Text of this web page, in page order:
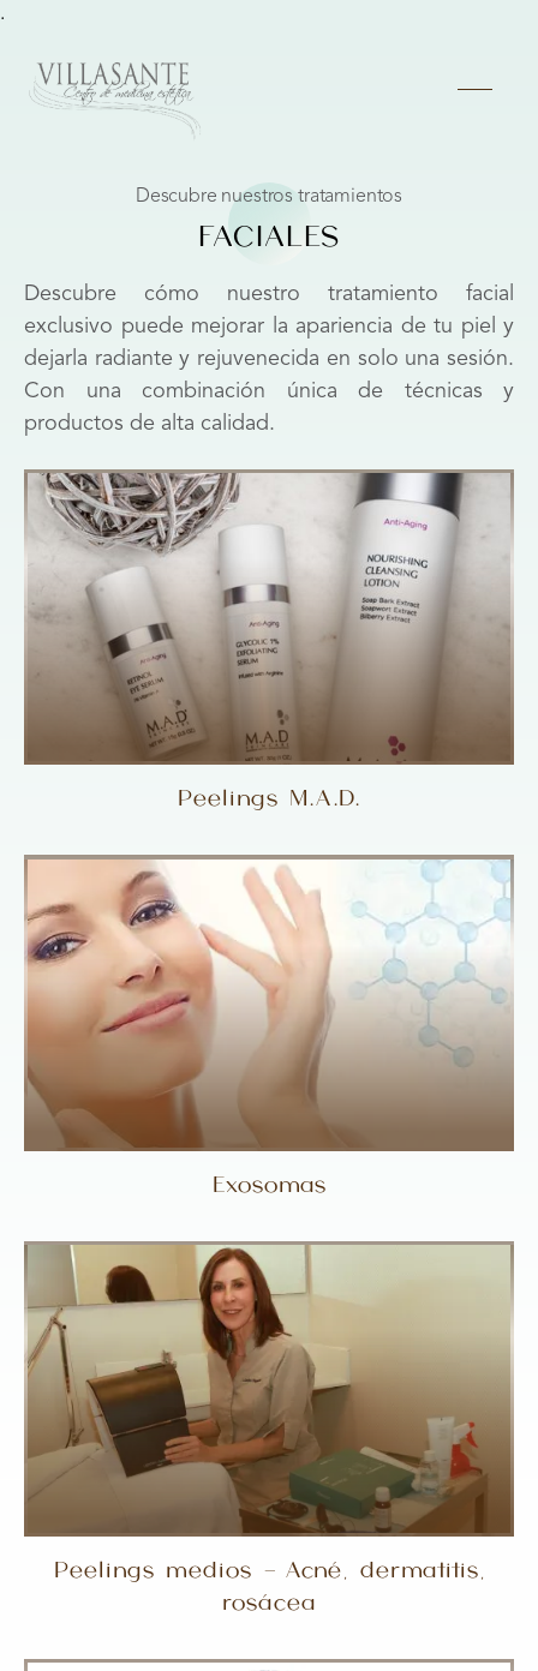
.
Descubre nuestros tratamientos
FACIALES
Descubre cómo nuestro tratamiento facial
exclusivo puede mejorar la apariencia de tu piel y
dejarla radiante y rejuvenecida en solo una sesión.
Con una combinación única de técnicas y
productos de alta calidad.
Peelings M.A.D.
Exosomas
Peelings medios – Acné, dermatitis,
rosácea